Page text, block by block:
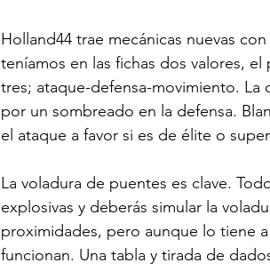
Holland44 trae mecánicas nuevas
teníamos en las fichas dos valores,
tres; ataque-defensa-movimiento. La
por un sombreado en la defensa.
el ataque a favor si es de élite o
La voladura de puentes es clave.
explosivas y deberás simular la
proximidades, pero aunque lo tiene
funcionan. Una tabla y tirada de